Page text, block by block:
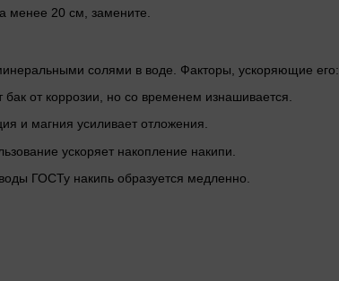
менее 20 см, замените.
солями в воде. Факторы, ускоряющие его:
от коррозии, но со временем изнашивается.
и магния усиливает отложения.
ускоряет накопление накипи.
ГОСТу накипь образуется медленно.